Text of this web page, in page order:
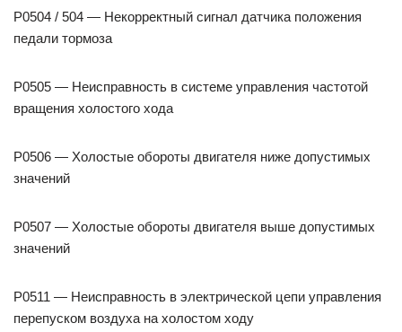
P0504 / 504 — Некорректный сигнал датчика положения
педали тормоза
P0505 — Неисправность в системе управления частотой
вращения холостого хода
P0506 — Холостые обороты двигателя ниже допустимых
значений
P0507 — Холостые обороты двигателя выше допустимых
значений
P0511 — Неисправность в электрической цепи управления
перепуском воздуха на холостом ходу